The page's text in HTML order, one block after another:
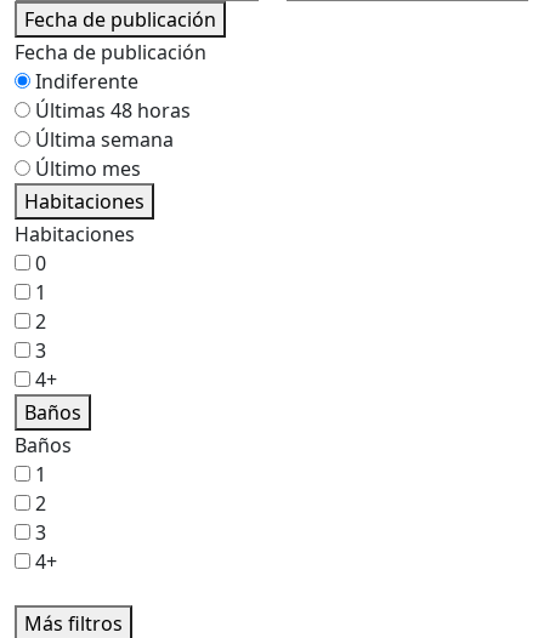
Fecha de publicación
Fecha de publicación
Indiferente
Últimas 48 horas
Última semana
Último mes
Habitaciones
Habitaciones
0
1
2
3
4+
Baños
Baños
1
2
3
4+
Más filtros